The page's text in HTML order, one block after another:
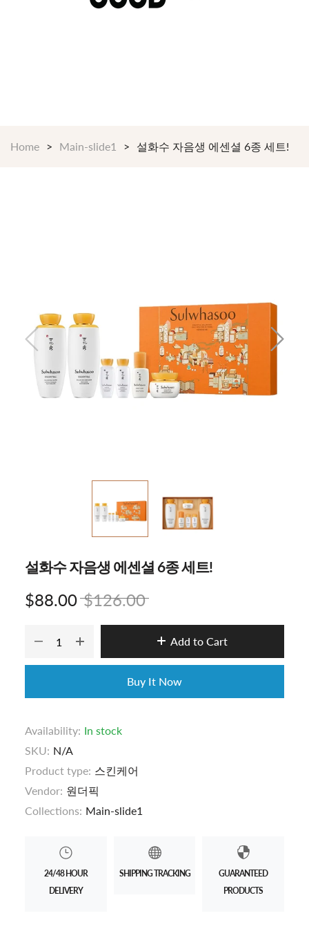
Home Main-slide1 설화수 자음생 에센셜 6종 세트!
설화수 자음생 에센셜 6종 세트!
$88.00 $126.00
Add to Cart
Buy It Now
Availability: In stock
SKU: N/A
Product type: 스킨케어
Vendor: 원더픽
Collections: Main-slide1
24/48 HOUR
DELIVERY
SHIPPING TRACKING
GUARANTEED
PRODUCTS